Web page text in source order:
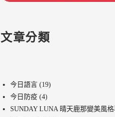
文章分類
今日語言 (19)
今日防疫 (4)
SUNDAY LUNA 晴天鹿那變美風格